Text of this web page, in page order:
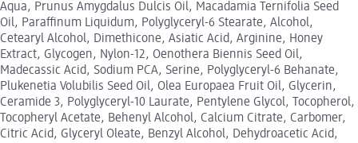
Aqua, Prunus Amygdalus Dulcis Oil, Macadamia Ternifolia Seed
Oil, Paraffinum Liquidum, Polyglyceryl-6 Stearate, Alcohol,
Cetearyl Alcohol, Dimethicone, Asiatic Acid, Arginine, Honey
Extract, Glycogen, Nylon-12, Oenothera Biennis Seed Oil,
Madecassic Acid, Sodium PCA, Serine, Polyglyceryl-6 Behanate,
Plukenetia Volubilis Seed Oil, Olea Europaea Fruit Oil, Glycerin,
Ceramide 3, Polyglyceryl-10 Laurate, Pentylene Glycol, Tocopherol,
Tocopheryl Acetate, Behenyl Alcohol, Calcium Citrate, Carbomer,
Citric Acid, Glyceryl Oleate, Benzyl Alcohol, Dehydroacetic Acid,